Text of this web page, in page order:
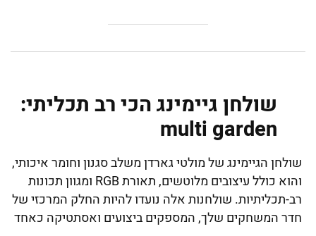
שולחן גיימינג הכי רב תכליתי:
multi garden
שולחן הגיימינג של מולטי גארדן משלב סגנון וחומר איכותי,
והוא כולל עיצובים מלוטשים, תאורת RGB ומגוון תכונות
רב-תכליתיות. שולחנות אלה נועדו להיות החלק המרכזי של
חדר המשחקים שלך, המספקים ביצועים ואסתטיקה כאחד